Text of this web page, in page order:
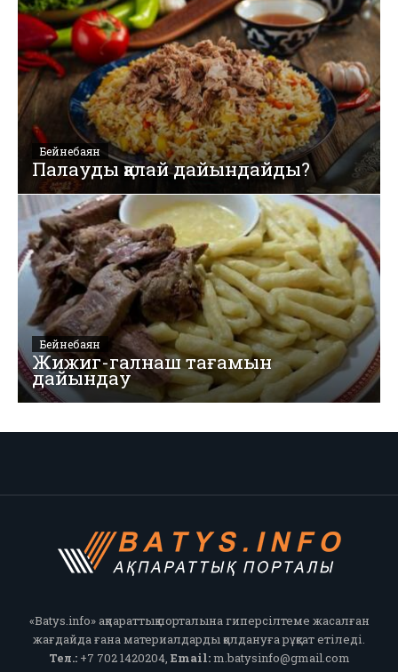
Бейнебаян
Палауды қалай дайындайды?
Бейнебаян
Жижиг-галнаш тағамын
дайындау
«Batys.info» ақпараттық порталына гиперсілтеме жасалған
жағдайда ғана материалдарды қолдануға рұқсат етіледі.
Тел.:+7 702 1420204, Email:m.batysinfo@gmail.com